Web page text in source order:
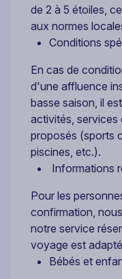
de 2 à 5 étoiles,
aux normes
Conditions
En cas de
d'une affluence
basse saison, il
activités, services
proposés (sports
piscines, etc.).
Informations
Pour les
confirmation,
notre service
voyage est
Bébés et